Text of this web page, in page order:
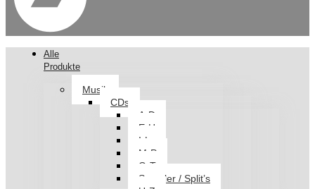
Alle
Produkte
Musik
CDs
A-D
E-H
I-L
M-P
Q-T
Sampler / Split’s